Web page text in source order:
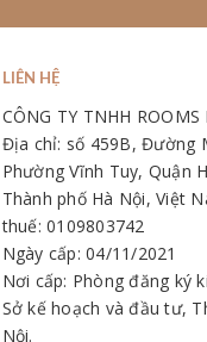
LIÊN HỆ
CÔNG TY TNHH
Địa chỉ: số 459B, Đường
Phường Vĩnh Tuy, Quận
Thành phố Hà Nội, Việt
thuế: 0109803742
Ngày cấp: 04/11/2021
Nơi cấp: Phòng đăng ký
Sở kế hoạch và đầu tư,
Nội.